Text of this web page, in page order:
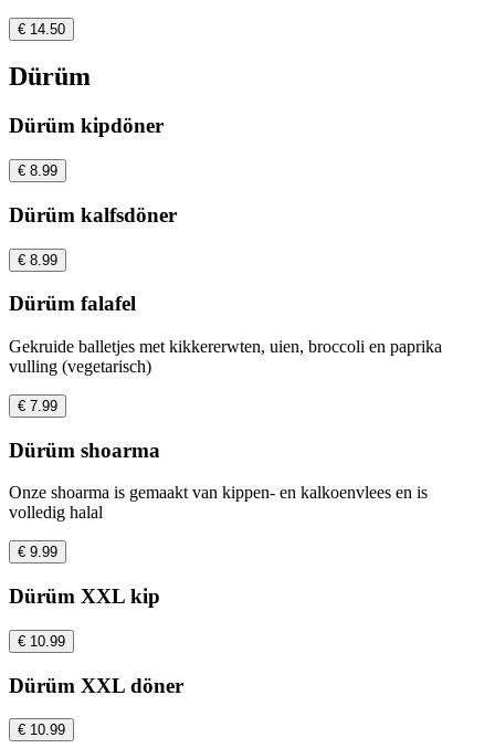
€ 14.50
Dürüm
Dürüm kipdöner
€ 8.99
Dürüm kalfsdöner
€ 8.99
Dürüm falafel
Gekruide balletjes met kikkererwten, uien, broccoli en paprika
vulling (vegetarisch)
€ 7.99
Dürüm shoarma
Onze shoarma is gemaakt van kippen- en kalkoenvlees en is
volledig halal
€ 9.99
Dürüm XXL kip
€ 10.99
Dürüm XXL döner
€ 10.99